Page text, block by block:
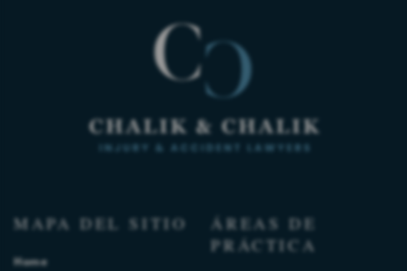
MAPA DEL SITIO
Home
ÁREAS DE
PRÁCTICA